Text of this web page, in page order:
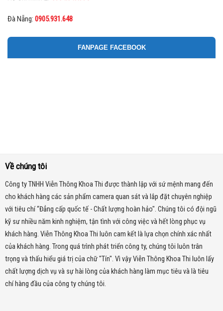
Đà Nẵng: 0905.931.648
FANPAGE FACEBOOK
Về chúng tôi
Công ty TNHH Viễn Thông Khoa Thi được thành lập với sứ mệnh mang đến
cho khách hàng các sản phẩm camera quan sát và lắp đặt chuyên nghiệp
với tiêu chí “Đẳng cấp quốc tế - Chất lượng hoàn hảo". Chúng tôi có đội ngũ
kỹ sư nhiều năm kinh nghiệm, tận tình với công việc và hết lòng phục vụ
khách hàng. Viễn Thông Khoa Thi luôn cam kết là lựa chọn chính xác nhất
của khách hàng. Trong quá trình phát triển công ty, chúng tôi luôn trân
trọng và thấu hiểu giá trị của chữ "Tín". Vì vậy Viễn Thông Khoa Thi luôn lấy
chất lượng dịch vụ và sự hài lòng của khách hàng làm mục tiêu và là tiêu
chí hàng đầu của công ty chúng tôi.